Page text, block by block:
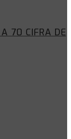
70 CIFRA DE